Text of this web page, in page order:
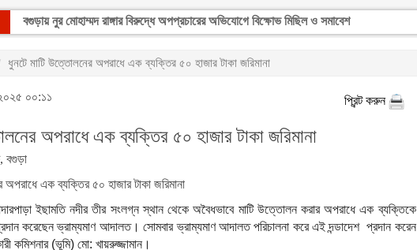
বগুড়ায় নুর মোহাম্মদ রাঙ্গার বিরুদ্ধে অপপ্রচারের অভিযোগে বিক্ষোভ মিছিল ও সমাবেশ
ধুনটে মাটি উত্তোলনের অপরাধে এক ব্যক্তির ৫০ হাজার টাকা জরিমানা
০০:১১ প্রিন্ট করুন
অপরাধে এক ব্যক্তির ৫০ হাজার টাকা জরিমানা
বগুড়া
ইছামতি নদীর তীর সংলগ্ন স্থান থেকে অবৈধভাবে মাটি উত্তোলন করার অপরাধে এক ব্যক্তিকে
করেছেন ভ্রাম্যমাণ আদালত। সোমবার ভ্রাম্যমাণ আদালত পরিচালনা করে এই দন্ডাদেশ প্রদান করেন
কমিশনার (ভূমি) মো: খায়রুজ্জামান।